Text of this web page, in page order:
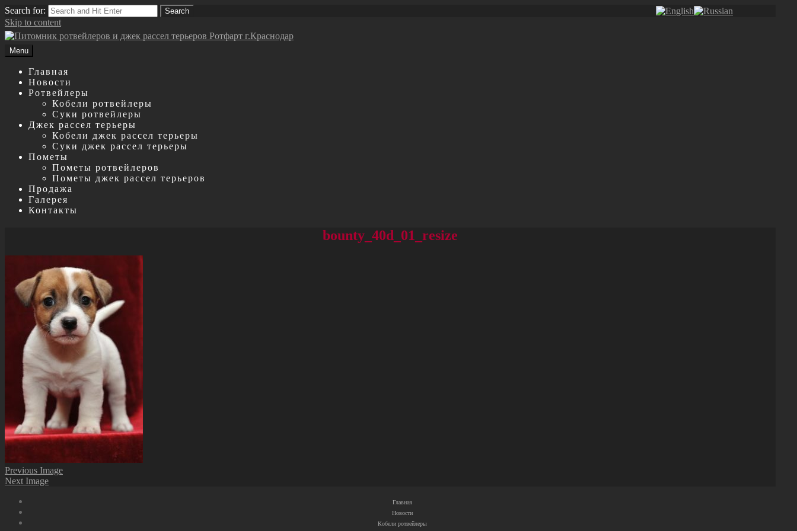
Search for: Search
Skip to content
Menu
Главная
Новости
Ротвейлеры
Кобели ротвейлеры
Суки ротвейлеры
Джек рассел терьеры
Кобели джек рассел терьеры
Суки джек рассел терьеры
Пометы
Пометы ротвейлеров
Пометы джек рассел терьеров
Продажа
Галерея
Контакты
bounty_40d_01_resize
Previous Image
Next Image
Главная
Новости
Кобели ротвейлеры